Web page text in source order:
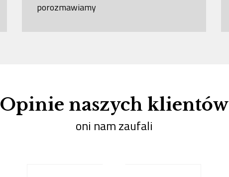
porozmawiamy
Opinie naszych klientów
oni nam zaufali